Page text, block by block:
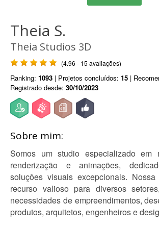
Theia S.
Theia Studios 3D
(4.96 - 15 avaliações)
Ranking: 1093 | Projetos concluídos: 15 |
Registrado desde: 30/10/2023
Sobre mim:
Somos um studio especializado em
renderização e animações,
soluções visuais excepcionais.
recurso valioso para diversos
necessidades de empreendimentos,
produtos, arquitetos, engenheiros e